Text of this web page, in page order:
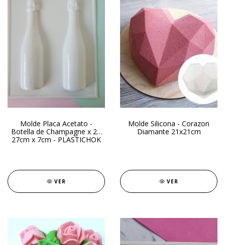
Molde Placa Acetato -
Botella de Champagne x 2 -
27cm x 7cm - PLASTICHOK
VER
Molde Silicona - Corazon
Diamante 21x21cm
VER